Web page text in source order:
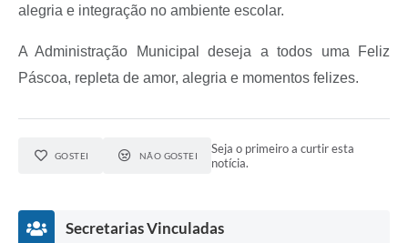
alegria e integração no ambiente escolar.
A Administração Municipal deseja a todos uma Feliz
Páscoa, repleta de amor, alegria e momentos felizes.
GOSTEI NÃO GOSTEI
Seja o primeiro a curtir esta
notícia.
Secretarias Vinculadas